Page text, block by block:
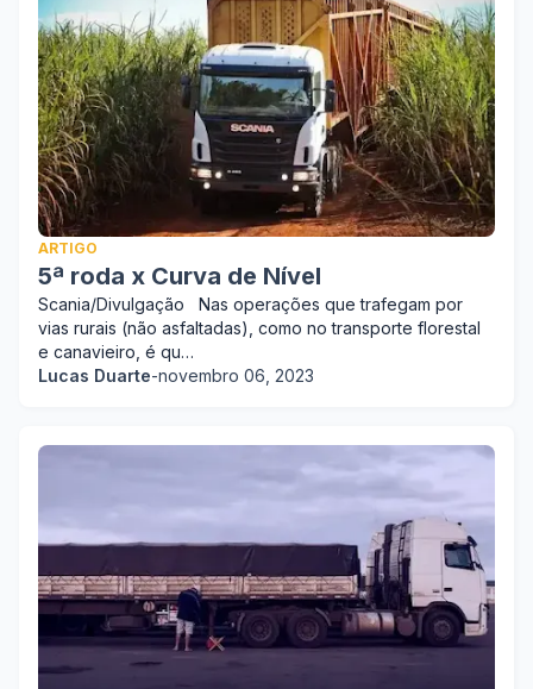
ARTIGO
5ª roda x Curva de Nível
Scania/Divulgação Nas operações que trafegam por
vias rurais (não asfaltadas), como no transporte florestal
e canavieiro, é qu…
Lucas Duarte-novembro 06, 2023